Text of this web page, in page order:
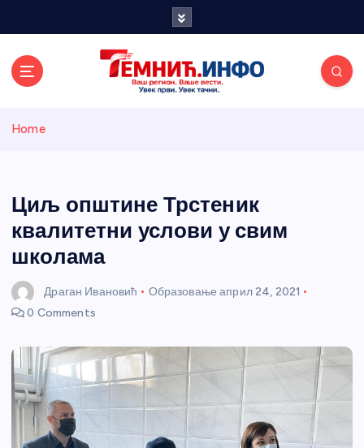
и портал
Home
Циљ општине Трстеник
квалитетни услови у свим
школама
Драган Ивановић Образовање април 24, 2021
0 Comments